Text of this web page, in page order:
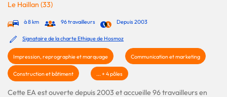
Le Haillan (33)
à 8 km 96 travailleurs Depuis 2003
Signataire de la charte Ethique de Hosmoz
Impression, reprographie et marquage Communication et marketing
Construction et bâtiment ... + 4 pôles
Cette EA est ouverte depuis 2003 et accueille 96 travailleurs en